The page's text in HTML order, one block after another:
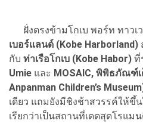
ฝั่งตรงข้ามโกเบ พอร์ท ทาวเ
เบอร์แลนด์ (Kobe Harborland)
กับ ท่าเรือโกเบ (Kobe Habor) ที่
Umie และ MOSAIC, พิพิธภัณฑ์
Anpanman Children’s Museum
เดียว แถมยังมีชิงช้าสวรรค์ให้ขึ้
เรียกว่าเป็นสถานที่เดตสุดโรแม